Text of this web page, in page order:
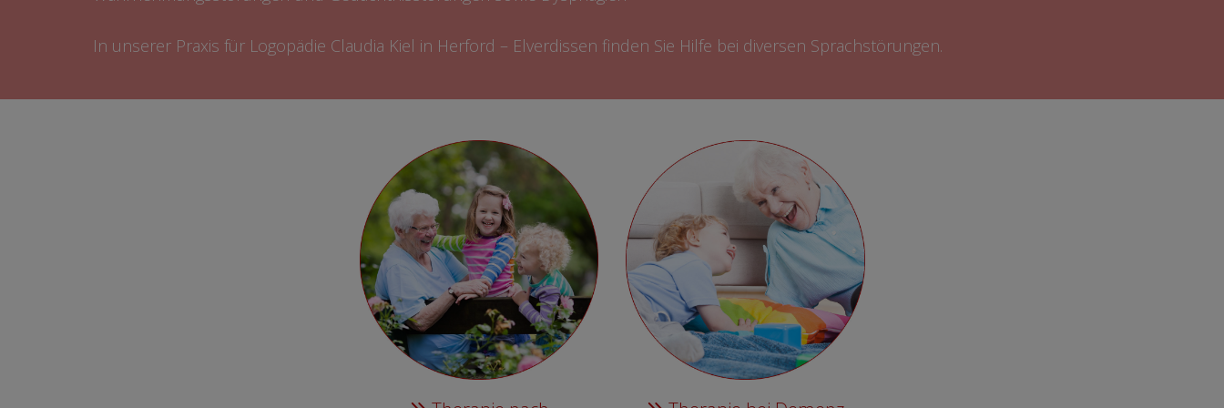
In unserer Praxis für Logopädie Claudia Kiel in Herford – Elverdissen finden Sie Hilfe bei diversen Sprachstörungen.